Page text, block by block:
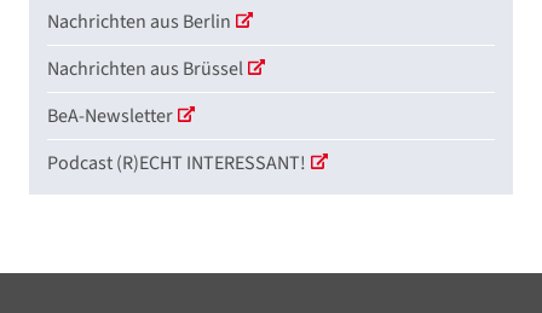
Nachrichten aus Berlin
Nachrichten aus Brüssel
BeA-Newsletter
Podcast (R)ECHT INTERESSANT!